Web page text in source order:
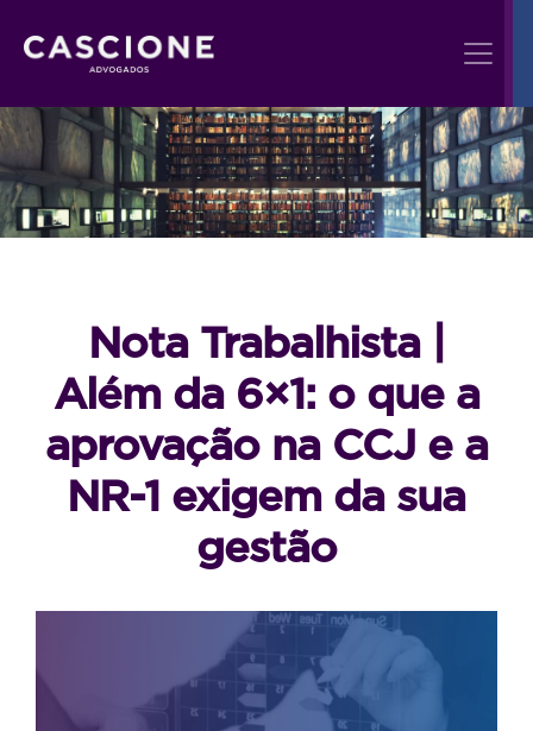
Nota Trabalhista |
Além da 6×1: o que a
aprovação na CCJ e a
NR-1 exigem da sua
gestão